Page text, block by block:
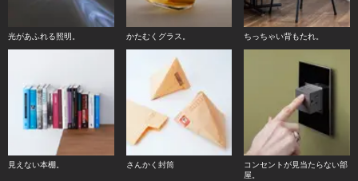
光があふれる照明。 かたむくグラス。 ちっちゃい背もたれ。
見えない本棚。 さんかく封筒
コンセントが見当たらない部
屋。